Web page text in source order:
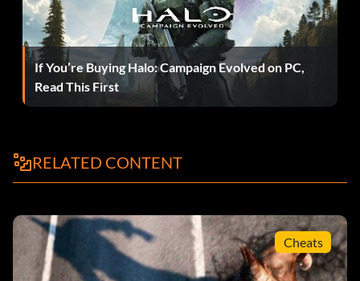
If You’re Buying Halo: Campaign Evolved on PC,
Read This First
RELATED CONTENT
Cheats